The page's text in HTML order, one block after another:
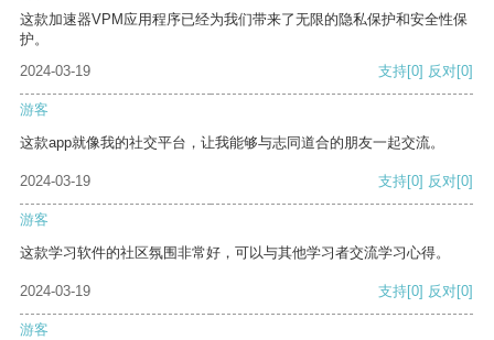
这款加速器VPM应用程序已经为我们带来了无限的隐私保护和安全性保
护。
2024-03-19
支持[0] 反对[0]
游客
这款app就像我的社交平台，让我能够与志同道合的朋友一起交流。
2024-03-19 支持[0] 反对[0]
游客
这款学习软件的社区氛围非常好，可以与其他学习者交流学习心得。
2024-03-19 支持[0] 反对[0]
游客